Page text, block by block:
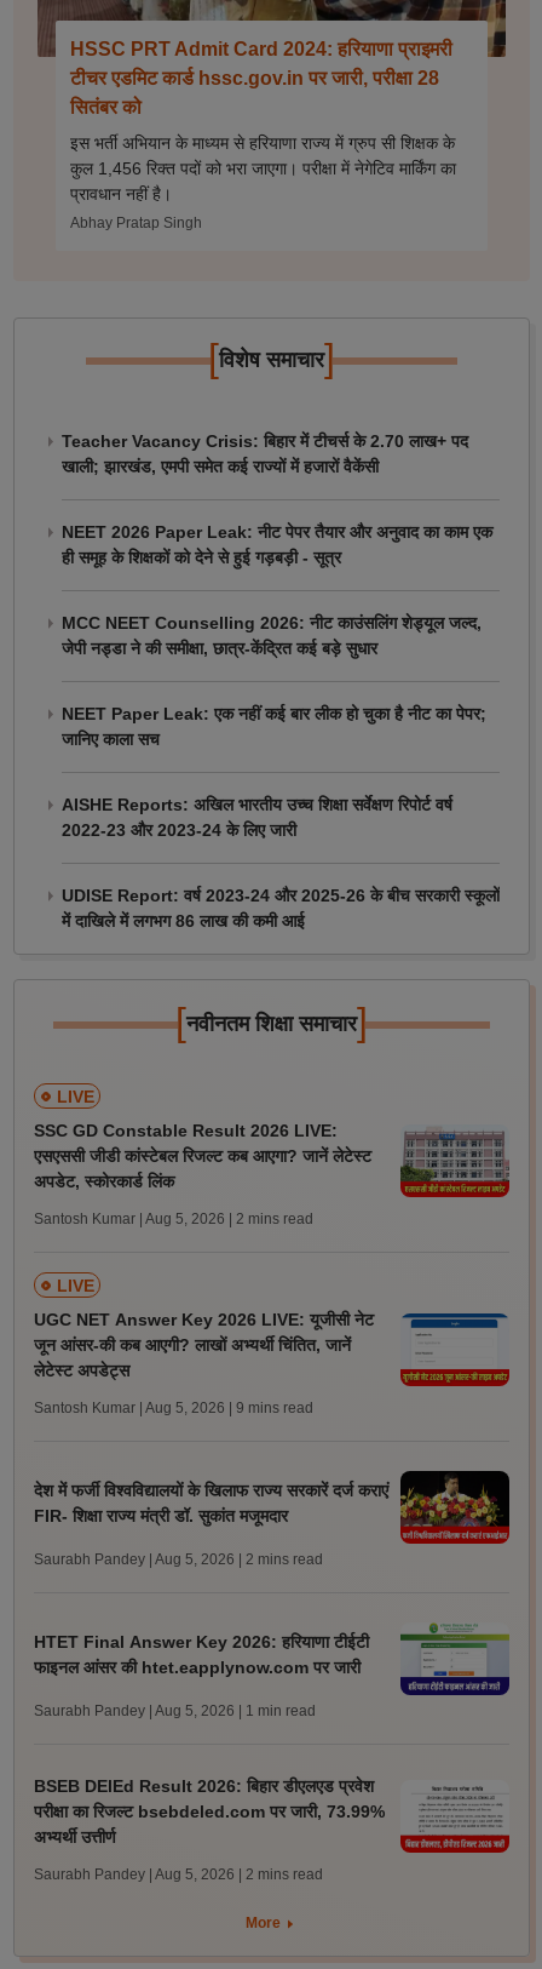
HSSC PRT Admit Card 2024: हरियाणा प्राइमरी
टीचर एडमिट कार्ड hssc.gov.in पर जारी, परीक्षा 28
सितंबर को
इस भर्ती अभियान के माध्यम से हरियाणा राज्य में ग्रुप सी शिक्षक के
कुल 1,456 रिक्त पदों को भरा जाएगा। परीक्षा में नेगेटिव मार्किंग का
प्रावधान नहीं है।
Abhay Pratap Singh
[विशेष समाचार]
Teacher Vacancy Crisis: बिहार में टीचर्स के 2.70 लाख+ पद
खाली; झारखंड, एमपी समेत कई राज्यों में हजारों वैकेंसी
NEET 2026 Paper Leak: नीट पेपर तैयार और अनुवाद का काम एक
ही समूह के शिक्षकों को देने से हुई गड़बड़ी - सूत्र
MCC NEET Counselling 2026: नीट काउंसलिंग शेड्यूल जल्द,
जेपी नड्डा ने की समीक्षा, छात्र-केंद्रित कई बड़े सुधार
NEET Paper Leak: एक नहीं कई बार लीक हो चुका है नीट का पेपर;
जानिए काला सच
AISHE Reports: अखिल भारतीय उच्च शिक्षा सर्वेक्षण रिपोर्ट वर्ष
2022-23 और 2023-24 के लिए जारी
UDISE Report: वर्ष 2023-24 और 2025-26 के बीच सरकारी स्कूलों
में दाखिले में लगभग 86 लाख की कमी आई
[नवीनतम शिक्षा समाचार]
LIVE
SSC GD Constable Result 2026 LIVE:
एसएससी जीडी कांस्टेबल रिजल्ट कब आएगा? जानें लेटेस्ट
अपडेट, स्कोरकार्ड लिंक
Santosh Kumar | Aug 5, 2026 | 2 mins read
LIVE
UGC NET Answer Key 2026 LIVE: यूजीसी नेट
जून आंसर-की कब आएगी? लाखों अभ्यर्थी चिंतित, जानें
लेटेस्ट अपडेट्स
Santosh Kumar | Aug 5, 2026 | 9 mins read
देश में फर्जी विश्वविद्यालयों के खिलाफ राज्य सरकारें दर्ज कराएं
FIR- शिक्षा राज्य मंत्री डॉ. सुकांत मजूमदार
Saurabh Pandey | Aug 5, 2026 | 2 mins read
HTET Final Answer Key 2026: हरियाणा टीईटी
फाइनल आंसर की htet.eapplynow.com पर जारी
Saurabh Pandey | Aug 5, 2026 | 1 min read
BSEB DElEd Result 2026: बिहार डीएलएड प्रवेश
परीक्षा का रिजल्ट bsebdeled.com पर जारी, 73.99%
अभ्यर्थी उत्तीर्ण
Saurabh Pandey | Aug 5, 2026 | 2 mins read
More